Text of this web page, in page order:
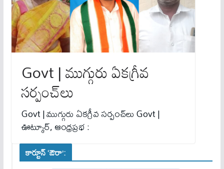
Govt | ముగ్గురు ఏకగ్రీవ
సర్పంచ్‌లు
Govt | ముగ్గురు ఏకగ్రీవ సర్పంచ్‌లు Govt |
ఊట్కూర్, ఆంధ్రప్రభ :
కార్టూన్ ‘ఔరా’: